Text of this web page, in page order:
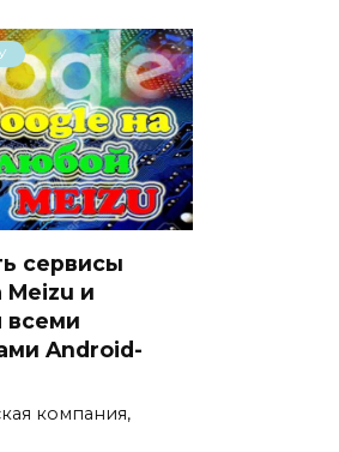
сервисы
Meizu и
всеми
Android-
компания,